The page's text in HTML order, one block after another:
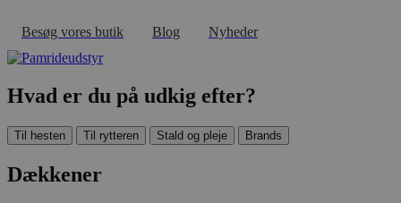
Besøg vores butik Blog Nyheder
Hvad er du på udkig efter?
Til hesten Til rytteren Stald og pleje Brands
Dækkener